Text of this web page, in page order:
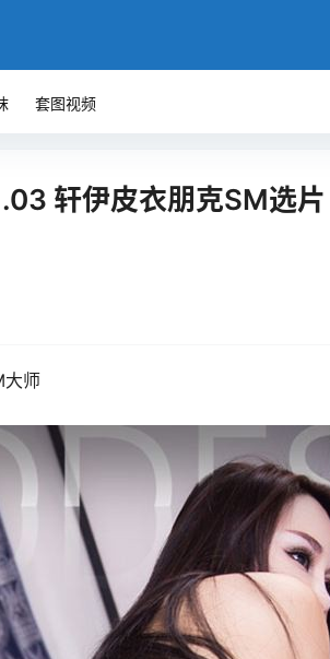
套图视频
轩伊皮衣朋克SM选片
大师